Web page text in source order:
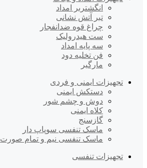
انگشتربر امداد
تبر آتش نشانی
چراغ قوه ضدانفجار
ست هیدرولیک
سه پایه امداد
فن تخلیه دود
مارگیر
تجهیزات ایمنی و فردی
دستکش ایمنی
دوش و چشم شور
کلاه ایمنی
گازسنج
ماسک تنفسی سوپاپ دار
ماسک تنفسی نیم و تمام صورت
تجهیزات تنفسی